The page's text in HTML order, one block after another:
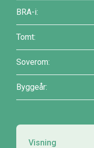
BRA-i:
Tomt:
Soverom:
Byggeår:
Visning